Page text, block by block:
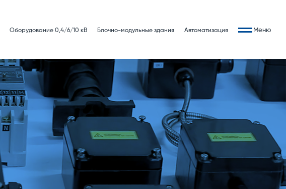
Оборудование 0,4/6/10 кВ Блочно-модульные здания Автоматизация Меню